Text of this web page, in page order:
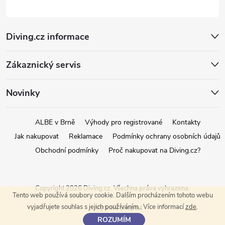
Tento web používá soubory cookie. Dalším procházením tohoto webu
vyjadřujete souhlas s jejich používáním.. Více informacízde.
ROZUMÍM
Diving.cz informace
Zákaznický servis
Novinky
ALBE v Brně Výhody pro registrované
Kontakty
Jak nakupovat
Reklamace
Podmínky ochrany osobních údajů
Obchodní podmínky
Proč nakupovat na Diving.cz?
Vytvořil Shoptet
Copyright 2026 Diving.cz. Všechna práva vyhrazena.